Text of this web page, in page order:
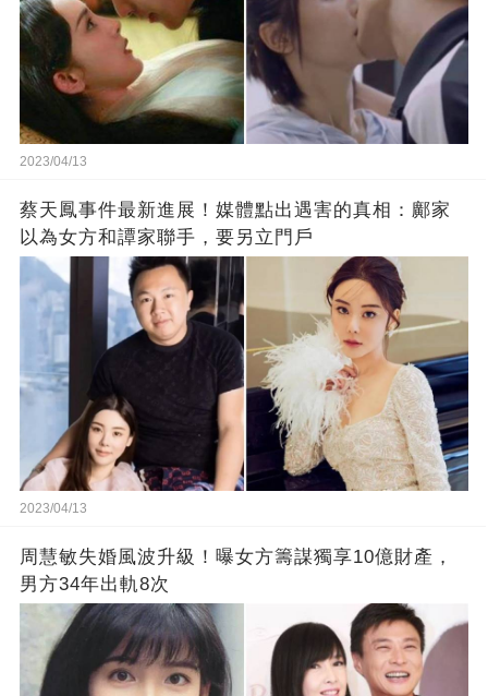
2023/04/13
蔡天鳳事件最新進展！媒體點出遇害的真相：鄺家
以為女方和譚家聯手，要另立門戶
2023/04/13
周慧敏失婚風波升級！曝女方籌謀獨享10億財產，
男方34年出軌8次